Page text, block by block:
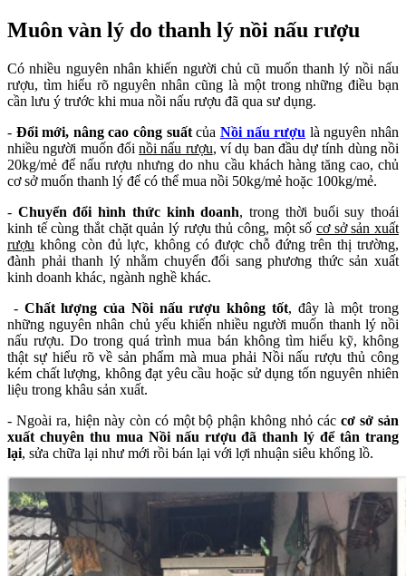
Muôn vàn lý do thanh lý nồi nấu rượu
Có nhiều nguyên nhân khiến người chủ cũ muốn thanh lý nồi nấu
rượu, tìm hiểu rõ nguyên nhân cũng là một trong những điều bạn
cần lưu ý trước khi mua nồi nấu rượu đã qua sư dụng.
- Đổi mới, nâng cao công suấtcủa Nồi nấu rượu là nguyên nhân
nhiều người muốn đổinồi nấu rượu, ví dụ ban đầu dự tính dùng nồi
20kg/mẻ để nấu rượu nhưng do nhu cầu khách hàng tăng cao, chủ
cơ sở muốn thanh lý để có thể mua nồi 50kg/mẻ hoặc 100kg/mẻ.
- Chuyển đổi hình thức kinh doanh, trong thời buổi suy thoái
kinh tế cùng thắt chặt quản lý rượu thủ công, một số cơ sở sản xuất
rượu không còn đủ lực, không có được chỗ đứng trên thị trường,
đành phải thanh lý nhằm chuyển đổi sang phương thức sản xuất
kinh doanh khác, ngành nghề khác.
- Chất lượng của Nồi nấu rượu không tốt, đây là một trong
những nguyên nhân chủ yếu khiến nhiều người muốn thanh lý nồi
nấu rượu. Do trong quá trình mua bán không tìm hiểu kỹ, không
thật sự hiểu rõ về sản phẩm mà mua phải Nồi nấu rượu thủ công
kém chất lượng, không đạt yêu cầu hoặc sử dụng tốn nguyên nhiên
liệu trong khâu sản xuất.
- Ngoài ra, hiện này còn có một bộ phận không nhỏ cáccơ sở sản
xuất chuyên thu mua Nồi nấu rượu đã thanh lý để tân trang
lại, sửa chữa lại như mới rồi bán lại với lợi nhuận siêu khổng lồ.